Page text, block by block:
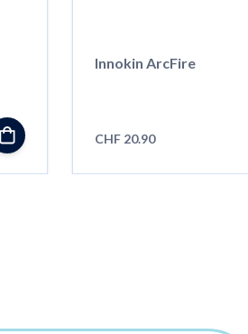
Innokin ArcFire
CHF 20.90